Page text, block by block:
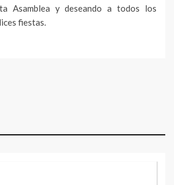
Asamblea y deseando a todos los
fiestas.